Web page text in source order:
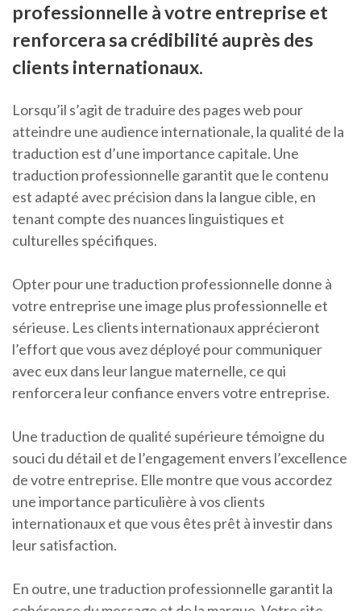
professionnelle à votre entreprise et
renforcera sa crédibilité auprès des
clients internationaux.
Lorsqu’il s’agit de traduire des pages web pour
atteindre une audience internationale, la qualité de la
traduction est d’une importance capitale. Une
traduction professionnelle garantit que le contenu
est adapté avec précision dans la langue cible, en
tenant compte des nuances linguistiques et
culturelles spécifiques.
Opter pour une traduction professionnelle donne à
votre entreprise une image plus professionnelle et
sérieuse. Les clients internationaux apprécieront
l’effort que vous avez déployé pour communiquer
avec eux dans leur langue maternelle, ce qui
renforcera leur confiance envers votre entreprise.
Une traduction de qualité supérieure témoigne du
souci du détail et de l’engagement envers l’excellence
de votre entreprise. Elle montre que vous accordez
une importance particulière à vos clients
internationaux et que vous êtes prêt à investir dans
leur satisfaction.
En outre, une traduction professionnelle garantit la